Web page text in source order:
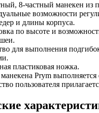
8-частный манекен из
возможности
и длины корпуса.
по высоте и
для выполнения
пластиковая ножка.
Prym выполняется
пользователя